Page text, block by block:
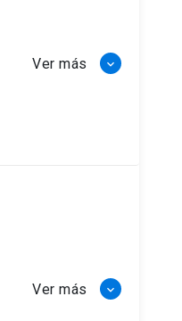
Ver más keyboard_arrow_down
Ver más keyboard_arrow_down